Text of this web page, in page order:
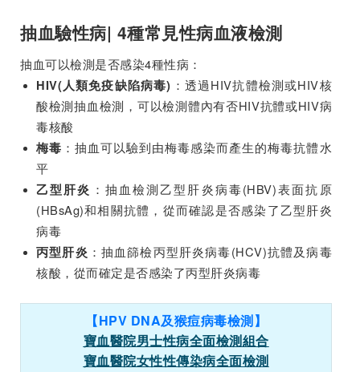
抽血驗性病| 4種常見性病血液檢測
抽血可以檢測是否感染4種性病：
HIV(人類免疫缺陷病毒) ：透過HIV抗體檢測或HIV核
酸檢測抽血檢測，可以檢測體內有否HIV抗體或HIV病
毒核酸
梅毒 ：抽血可以驗到由梅毒感染而產生的梅毒抗體水
平
乙型肝炎 ：抽血檢測乙型肝炎病毒(HBV)表面抗原
(HBsAg)和相關抗體，從而確認是否感染了乙型肝炎
病毒
丙型肝炎 ：抽血篩檢丙型肝炎病毒(HCV)抗體及病毒
核酸，從而確定是否感染了丙型肝炎病毒
【HPV DNA及猴痘病毒檢測】
寶血醫院男士性病全面檢測組合
寶血醫院女性性傳染病全面檢測